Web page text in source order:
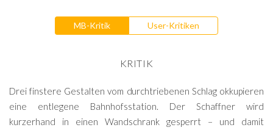
MB-Kritik User-Kritiken
KRITIK
Drei finstere Gestalten vom durchtriebenen Schlag okkupieren
eine entlegene Bahnhofsstation. Der Schaffner wird
kurzerhand in einen Wandschrank gesperrt – und damit